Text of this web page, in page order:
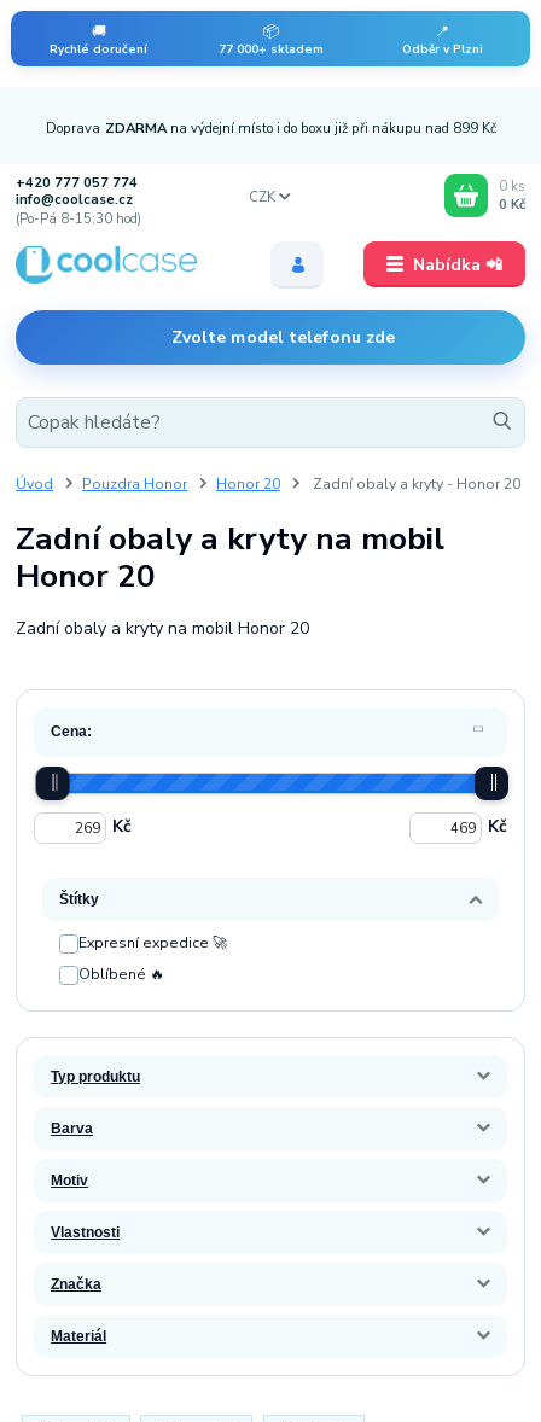
🚚
Rychlé doručení
📦
77 000+ skladem
📍
Odběr v Plzni
Nabídka 📲
Doprava ZDARMA na výdejní místo i do boxu již při nákupu nad 899 Kč
+420 777 057 774
info@coolcase.cz
(Po-Pá 8-15:30 hod)
Zvolte model telefonu zde
CZK
0 ks
0 Kč
Úvod Pouzdra Honor Honor 20 Zadní obaly a kryty - Honor 20
Zadní obaly a kryty na mobil
Honor 20
Zadní obaly a kryty na mobil Honor 20
Cena:
Kč Kč
Štítky
Expresní expedice 🚀
Oblíbené 🔥
Typ produktu
Barva
Motiv
Vlastnosti
Značka
Materiál